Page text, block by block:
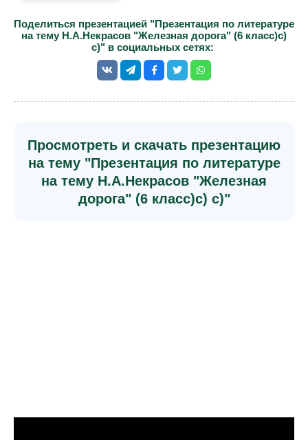
Поделиться презентацией "Презентация по литературе
на тему Н.А.Некрасов "Железная дорога" (6 класс)с)
с)" в социальных сетях:
Просмотреть и скачать презентацию
на тему "Презентация по литературе
на тему Н.А.Некрасов "Железная
дорога" (6 класс)с) с)"